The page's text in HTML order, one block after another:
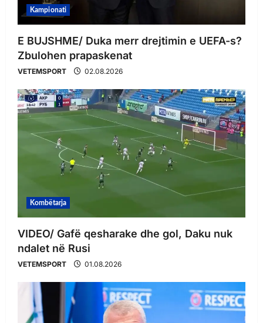
Kampionati
E BUJSHME/ Duka merr drejtimin e UEFA-s?
Zbulohen prapaskenat
VETEMSPORT 02.08.2026
Kombëtarja
VIDEO/ Gafë qesharake dhe gol, Daku nuk
ndalet në Rusi
VETEMSPORT 01.08.2026